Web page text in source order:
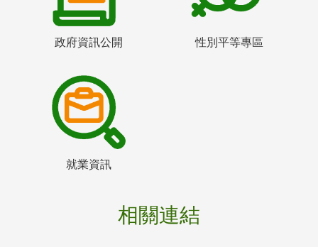
政府資訊公開 性別平等專區
就業資訊
相關連結